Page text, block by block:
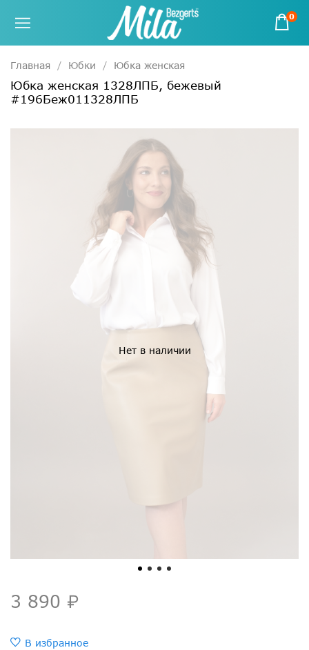
0
Главная Юбки Юбка женская
Юбка женская 1328ЛПБ, бежевый
#196Беж011328ЛПБ
Нет в наличии
3 890 ₽
В избранное